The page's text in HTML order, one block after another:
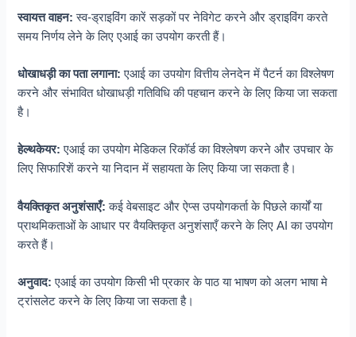
स्वायत्त वाहन: स्व-ड्राइविंग कारें सड़कों पर नेविगेट करने और ड्राइविंग करते
समय निर्णय लेने के लिए एआई का उपयोग करती हैं।
धोखाधड़ी का पता लगाना: एआई का उपयोग वित्तीय लेनदेन में पैटर्न का विश्लेषण
करने और संभावित धोखाधड़ी गतिविधि की पहचान करने के लिए किया जा सकता
है।
हेल्थकेयर: एआई का उपयोग मेडिकल रिकॉर्ड का विश्लेषण करने और उपचार के
लिए सिफारिशें करने या निदान में सहायता के लिए किया जा सकता है।
वैयक्तिकृत अनुशंसाएँ: कई वेबसाइट और ऐप्स उपयोगकर्ता के पिछले कार्यों या
प्राथमिकताओं के आधार पर वैयक्तिकृत अनुशंसाएँ करने के लिए AI का उपयोग
करते हैं।
अनुवाद: एआई का उपयोग किसी भी प्रकार के पाठ या भाषण को अलग भाषा मे
ट्रांसलेट करने के लिए किया जा सकता है।